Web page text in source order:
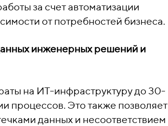
за счет автоматизации
от потребностей бизнеса.
инженерных решений и
на ИТ-инфраструктуру до 30-
процессов. Это также позволяет
данных и несоответствием